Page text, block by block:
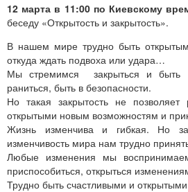
12 марта в 11:00 по Киевскому
беседу «Открытость и закрытость».
В нашем мире трудно быть
откуда ждать подвоха или удара…
Мы стремимся закрыться и быть
раниться, быть в безопасности.
Но такая закрытость не позволяет
открытыми новым возможностям и
Жизнь изменчива и гибкая. Но
изменчивость мира нам трудно
Любые изменения мы
приспособиться, открыться
Трудно быть счастливыми и